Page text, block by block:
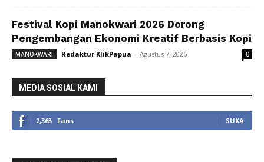
Festival Kopi Manokwari 2026 Dorong
Pengembangan Ekonomi Kreatif Berbasis Kopi
MANOKWARI Redaktur KlikPapua - Agustus 7, 2026 0
MEDIA SOSIAL KAMI
2,365 Fans SUKA